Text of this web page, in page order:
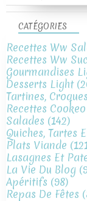
CATÉGORIES
Recettes Ww
Recettes Ww
Gourmandises
Desserts Light
Tartines,
Recettes Cookeo
Salades (142)
Quiches, Tartes
Plats Viande
Lasagnes Et
La Vie Du Blog
Apéritifs (98)
Repas De Fêtes